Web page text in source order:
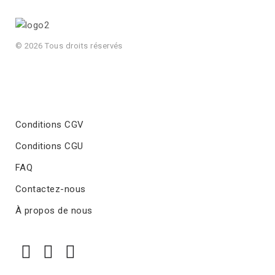
© 2026 Tous droits réservés
Conditions CGV
Conditions CGU
FAQ
Contactez-nous
À propos de nous